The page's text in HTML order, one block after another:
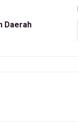
Daerah